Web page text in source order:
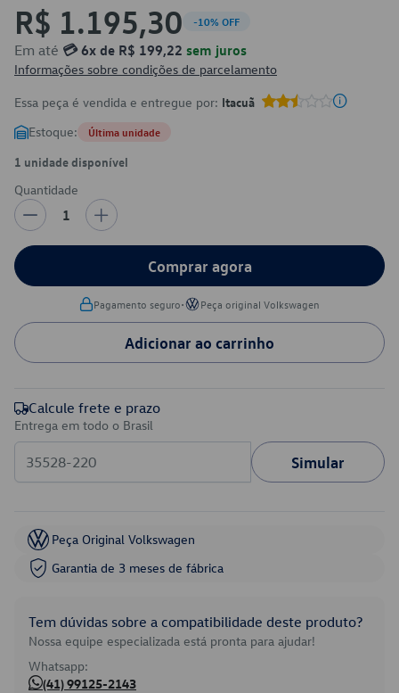
R$ 1.195,30 -10% OFF
Em até 💳 6x de R$ 199,22 sem juros
Informações sobre condições de parcelamento
Essa peça é vendida e entregue por: Itacuã
Estoque: Última unidade
1 unidade disponível
Quantidade
1
Comprar agora
Pagamento seguro• Peça original Volkswagen
Adicionar ao carrinho
Calcule frete e prazo
Entrega em todo o Brasil
Simular
Peça Original Volkswagen
Garantia de 3 meses de fábrica
Tem dúvidas sobre a compatibilidade deste produto?
Nossa equipe especializada está pronta para ajudar!
Whatsapp:
(41) 99125-2143